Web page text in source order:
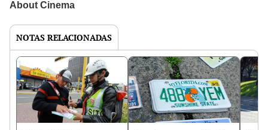
NOTAS RELACIONADAS